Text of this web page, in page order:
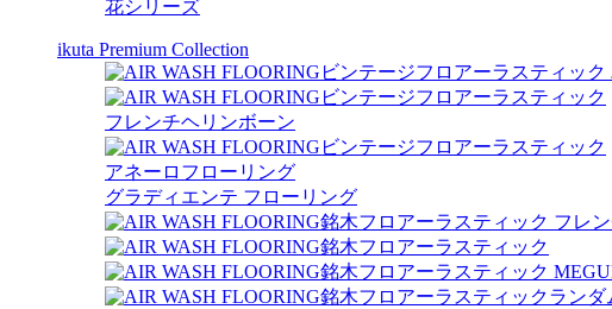
花シリーズ
ikuta Premium Collection
ビンテージフロアーラスティック
ビンテージフロアーラスティック
フレンチヘリンボーン
ビンテージフロアーラスティック
アネーロフローリング
グラディエンテ フローリング
銘木フロアーラスティック フレ
銘木フロアーラスティック
銘木フロアーラスティック
銘木フロアーラスティックランダ